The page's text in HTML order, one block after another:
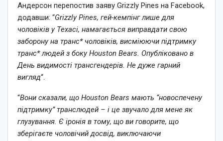
Андерсон перепостив заяву Grizzly Pines на Facebook,
додавши: “Grizzly Pines, гей-кемпінг лише для
чоловіків у Техасі, намагається виправдати свою
заборону на транс* чоловіків, висміюючи підтримку
транс* людей з боку Houston Bears. Опубліковано в
День видимості трансгендерів. Не дуже гарний
вигляд“.
“Вони сказали, що Houston Bears мають “новоспечену
підтримку” транслюдей – і це звучало для мене як
глузування. Є іронія в тому, що ви говорите, що
зберігаєте чоловічий досвід, виключаючи